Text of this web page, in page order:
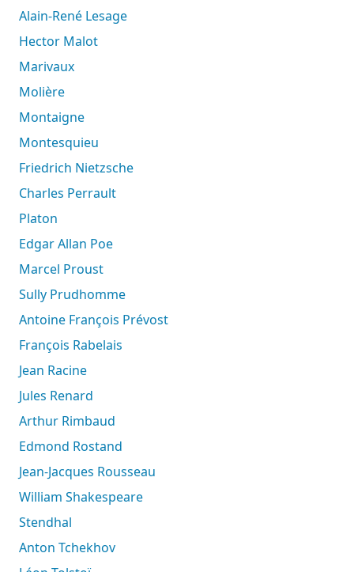
Alain-René Lesage
Hector Malot
Marivaux
Molière
Montaigne
Montesquieu
Friedrich Nietzsche
Charles Perrault
Platon
Edgar Allan Poe
Marcel Proust
Sully Prudhomme
Antoine François Prévost
François Rabelais
Jean Racine
Jules Renard
Arthur Rimbaud
Edmond Rostand
Jean-Jacques Rousseau
William Shakespeare
Stendhal
Anton Tchekhov